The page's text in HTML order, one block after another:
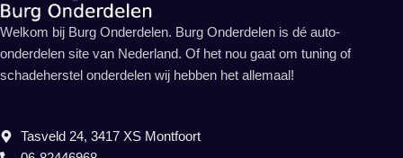
Welkom bij Burg Onderdelen. Burg Onderdelen is dé auto-
onderdelen site van Nederland. Of het nou gaat om tuning of
schadeherstel onderdelen wij hebben het allemaal!
Tasveld 24, 3417 XS Montfoort